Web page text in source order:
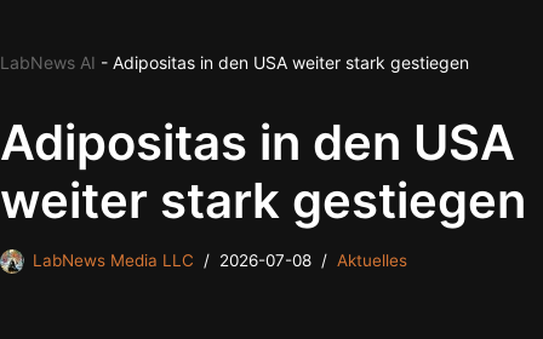
LabNews AI - Adipositas in den USA weiter stark gestiegen
Adipositas in den USA
weiter stark gestiegen
LabNews Media LLC 2026-07-08 Aktuelles